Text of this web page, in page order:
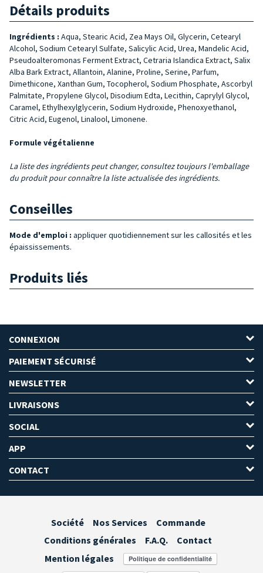
Détails produits
Ingrédients : Aqua, Stearic Acid, Zea Mays Oil, Glycerin, Cetearyl
Alcohol, Sodium Cetearyl Sul­fate, Salicylic Acid, Urea, Man­delic Acid,
Pseudoalteromo­nas Ferment Extract, Cetra­ria Islandica Extract, Salix
Alba Bark Extract, Allantoin, Alanine, Proline, Serine, Par­fum,
Dimethicone, Xanthan Gum, Tocopherol, Sodium Phosphate, Ascorbyl
Palmi­tate, Propylene Glycol, Diso­dium Edta, Lecithin, Caprylyl Glycol,
Caramel, Ethylhexyl­glycerin, Sodium Hydroxide, Phenoxyethanol,
Citric Acid, Eugenol, Linalool, Limonene.
Formule végétalienne
La liste des ingrédients peut changer, consultez toujours l'emballage
du produit pour connaître la liste actualisée des ingrédients.
Conseilles
Mode d'emploi : appliquer quotidiennement sur les callosités et les
épaississements.
Produits liés
CONNEXION
PAIEMENT SÉCURISÉ
NEWSLETTER
LIVRAISONS
SOCIAL
APP
CONTACT
Société Nos Services
Commande
Conditions générales
F.A.Q.
Contact
Mention légales